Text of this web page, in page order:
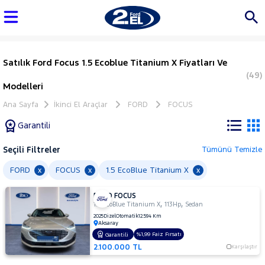
Satılık Ford Focus 1.5 Ecoblue Titanium X Fiyatları Ve
Modelleri
(49)
Ana Sayfa İkinci El Araçlar FORD FOCUS
Garantili
Tüm
Araçlar
AUDI
BMC
BMW
Seçili Filtreler Tümünü Temizle
FORD x FOCUS x 1.5 EcoBlue Titanium X x
FORD FOCUS
1.5 EcoBlue Titanium X,113Hp, Sedan
2025DizelOtomatik12.594 Km
Aksaray
2.100.000 TL Karşılaştır
Garantili %1,99 Faiz Fırsatı